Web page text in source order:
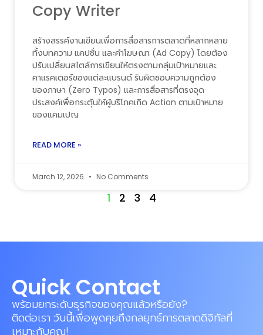
Copy Writer
สร้างสรรค์งานเขียนเพื่อการสื่อสารการตลาดที่หลากหลาย
ทั้งบทความ แคปชั่น และคำโฆษณา (Ad Copy) โดยต้อง
ปรับเปลี่ยนสไตล์การเขียนให้ตรงตามกลุ่มเป้าหมายและ
คาแรคเตอร์ของแต่ละแบรนด์ รับผิดชอบความถูกต้อง
ของภาษา (Zero Typos) และการสื่อสารที่ตรงจุด
ประสงค์เพื่อกระตุ้นให้ผู้บริโภคเกิด Action ตามเป้าหมาย
ของแคมเปญ
READ MORE »
March 12, 2026 No Comments
1 2 3 4
Quick Contact
พร้อมยกระดับธุรกิจของคุณแล้วหรือยัง?
ติดต่อเรา วันนี้เพื่อพูดคุยถึงกลยุทธ์การตลาดดิจิทัลที่
เหมาะกับคุณ!